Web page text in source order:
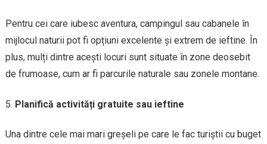
Pentru cei care iubesc aventura, campingul sau cabanele în
mijlocul naturii pot fi opțiuni excelente și extrem de ieftine. În
plus, mulți dintre acești locuri sunt situate în zone deosebit
de frumoase, cum ar fi parcurile naturale sau zonele montane.
Planifică activități gratuite sau ieftine
Una dintre cele mai mari greșeli pe care le fac turiștii cu buget